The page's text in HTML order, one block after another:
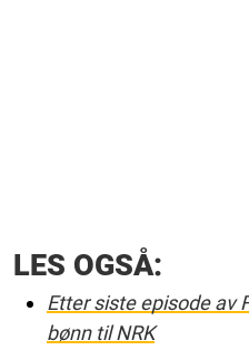
LES OGSÅ:
Etter siste episode av
bønn til NRK